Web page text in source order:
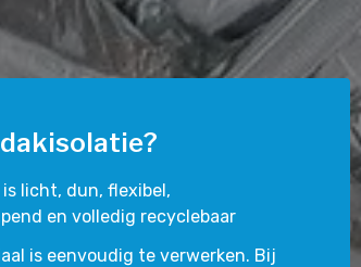
is licht, dun, flexibel,
en volledig recyclebaar
is eenvoudig te verwerken. Bij